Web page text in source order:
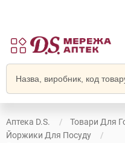
Аптека D.S.
Товари Для
Йоржики Для Посуду